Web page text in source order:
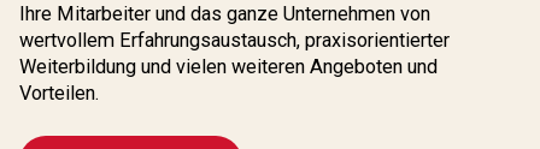
Ihre Mitarbeiter und das ganze Unternehmen von
wertvollem Erfahrungs­austausch, praxisorientierter
Weiterbildung und vielen weiteren Angeboten und
Vorteilen.